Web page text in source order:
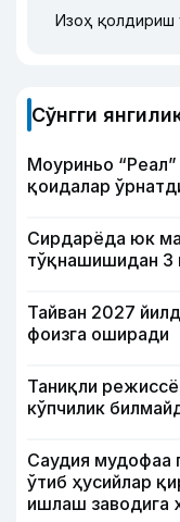
Изоҳ қолдириш
Сўнгги
Моуриньо
қоидалар
Сирдарёда юк
тўқнашишидан 3
Тайван 2027
фоизга оширади
Таниқли
кўпчилик
Саудия мудофаа
ўтиб ҳусийлар
ишлаш заводига